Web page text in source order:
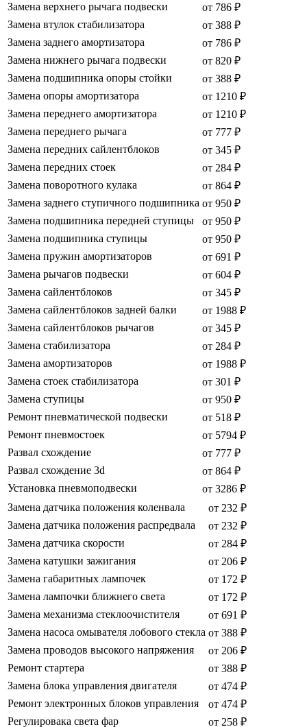
Замена верхнего рычага подвески
от 786 ₽
Замена втулок стабилизатора
от 388 ₽
Замена заднего амортизатора
от 786 ₽
Замена нижнего рычага подвески
от 820 ₽
Замена подшипника опоры стойки
от 388 ₽
Замена опоры амортизатора
от 1210 ₽
Замена переднего амортизатора
от 1210 ₽
Замена переднего рычага
от 777 ₽
Замена передних сайлентблоков
от 345 ₽
Замена передних стоек
от 284 ₽
Замена поворотного кулака
от 864 ₽
Замена заднего ступичного подшипника от 950 ₽
Замена подшипника передней ступицы
от 950 ₽
Замена подшипника ступицы
от 950 ₽
Замена пружин амортизаторов
от 691 ₽
Замена рычагов подвески
от 604 ₽
Замена сайлентблоков
от 345 ₽
Замена сайлентблоков задней балки
от 1988 ₽
Замена сайлентблоков рычагов
от 345 ₽
Замена стабилизатора
от 284 ₽
Замена амортизаторов
от 1988 ₽
Замена стоек стабилизатора
от 301 ₽
Замена ступицы
от 950 ₽
Ремонт пневматической подвески
от 518 ₽
Ремонт пневмостоек
от 5794 ₽
Развал схождение
от 777 ₽
Развал схождение 3d
от 864 ₽
Установка пневмоподвески
от 3286 ₽
Замена датчика положения коленвала
от 232 ₽
Замена датчика положения распредвала
от 232 ₽
Замена датчика скорости
от 284 ₽
Замена катушки зажигания
от 206 ₽
Замена габаритных лампочек
от 172 ₽
Замена лампочки ближнего света
от 172 ₽
Замена механизма стеклоочистителя
от 691 ₽
Замена насоса омывателя лобового стекла от 388 ₽
Замена проводов высокого напряжения
от 206 ₽
Ремонт стартера
от 388 ₽
Замена блока управления двигателя
от 474 ₽
Ремонт электронных блоков управления
от 474 ₽
Регулировака света фар
от 258 ₽